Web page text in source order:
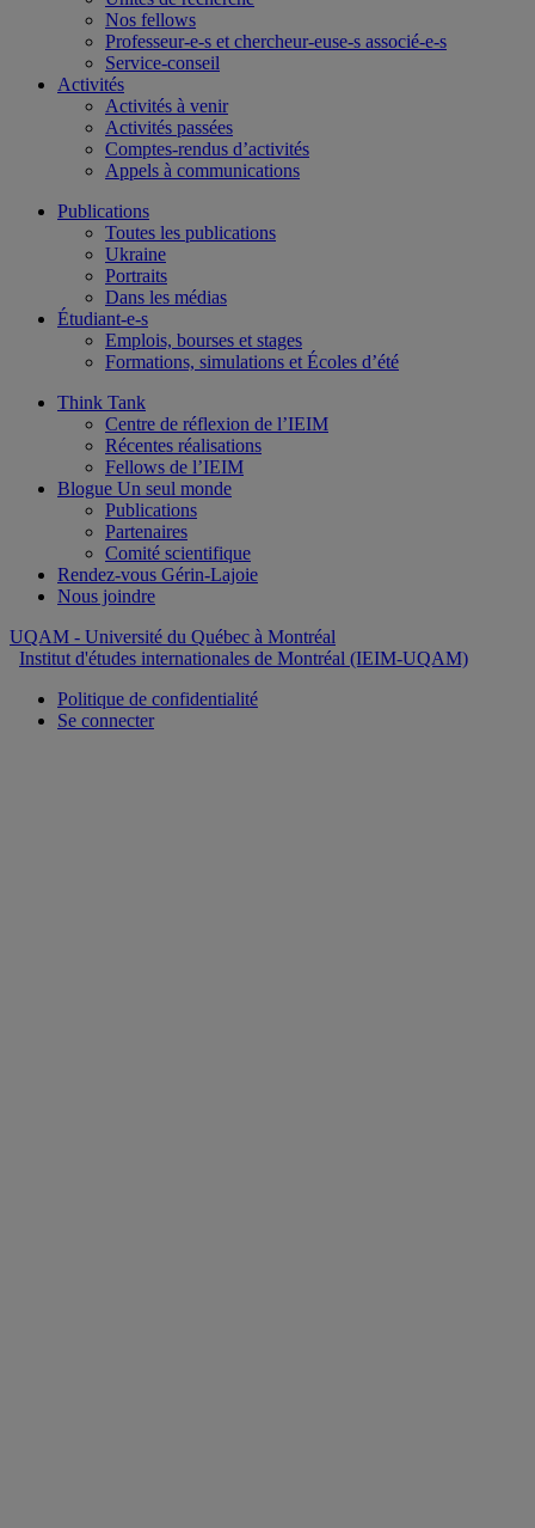
Nos fellows
Professeur-e-s et chercheur-euse-s associé-e-s
Service-conseil
Activités
Activités à venir
Activités passées
Comptes-rendus d’activités
Appels à communications
Publications
Toutes les publications
Ukraine
Portraits
Dans les médias
Étudiant-e-s
Emplois, bourses et stages
Formations, simulations et Écoles d’été
Think Tank
Centre de réflexion de l’IEIM
Récentes réalisations
Fellows de l’IEIM
Blogue Un seul monde
Publications
Partenaires
Comité scientifique
Rendez-vous Gérin-Lajoie
Nous joindre
UQAM - Université du Québec à Montréal
Institut d'études internationales de Montréal (IEIM-UQAM)
Politique de confidentialité
Se connecter